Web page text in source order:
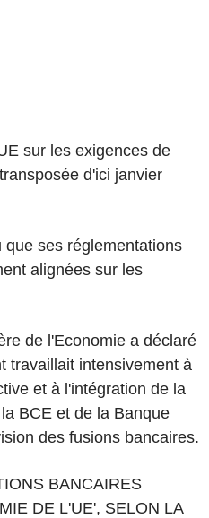
sur les exigences de
d'ici janvier
ses réglementations
alignées sur les
de l'Economie a déclaré
travaillait intensivement à
et à l'intégration de la
BCE et de la Banque
des fusions bancaires.
BANCAIRES
DE L'UE', SELON LA